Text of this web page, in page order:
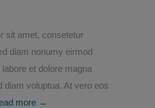
sit amet, consetetur
diam nonumy eirmod
et dolore magna
diam voluptua. At vero eos
more →